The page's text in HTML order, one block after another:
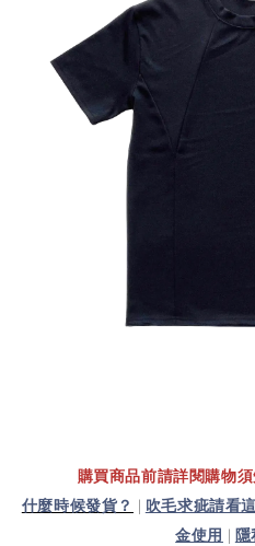
購買商品前請詳閱購物
什麼時候發貨？ | 吹毛求疵請看這
金使用 |